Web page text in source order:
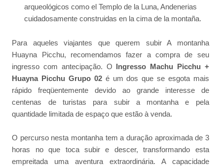
arqueológicos como el Templo de la Luna, Andenerias
cuidadosamente construidas en la cima de la montaña.
Para aqueles viajantes que querem subir A montanha
Huayna Picchu, recomendamos fazer a compra de seu
ingresso com antecipação. O Ingresso Machu Picchu +
Huayna Picchu Grupo 02é um dos que se esgota mais
rápido freqüentemente devido ao grande interesse de
centenas de turistas para subir a montanha e pela
quantidade limitada de espaço que estão à venda.
O percurso nesta montanha tem a duração aproximada de 3
horas no que toca subir e descer, transformando esta
empreitada uma aventura extraordinária. A capacidade